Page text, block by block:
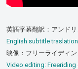
英語字幕翻訳：アンド
English subtitle
映像：フリーライディ
Video editing: Freeriding